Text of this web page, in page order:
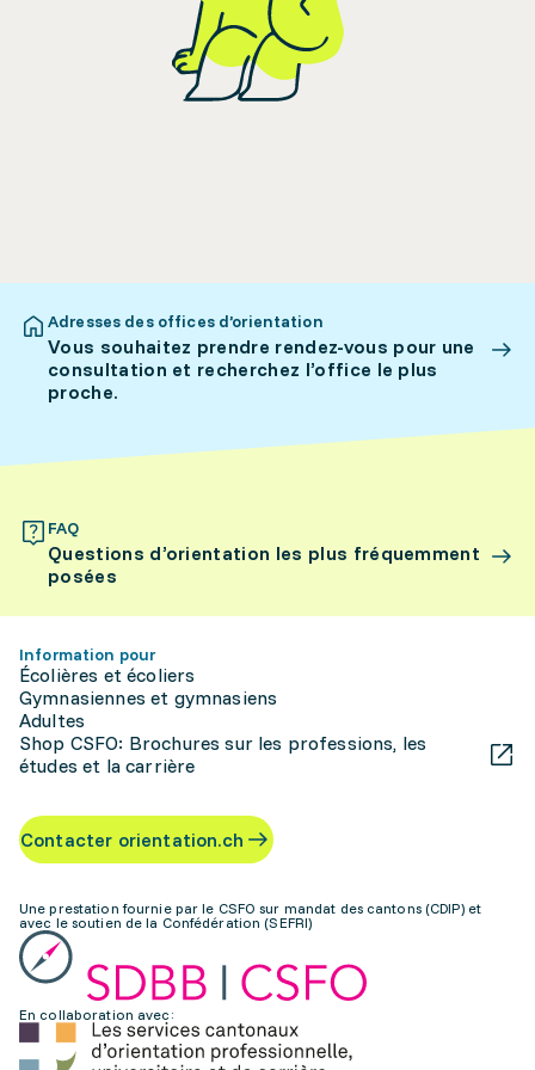
Adresses des offices d’orientation
Vous souhaitez prendre rendez-vous pour une
consultation et recherchez l’office le plus
proche.
FAQ
Questions d’orientation les plus fréquemment
posées
Information pour
Écolières et écoliers
Gymnasiennes et gymnasiens
Adultes
Shop CSFO: Brochures sur les professions, les
études et la carrière
Contacter orientation.ch
Une prestation fournie par le CSFO sur mandat des cantons (CDIP) et
avec le soutien de la Confédération (SEFRI)
En collaboration avec: